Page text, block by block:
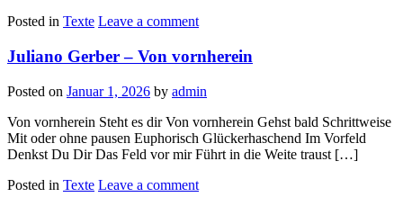
Posted in Texte Leave a comment
Juliano Gerber – Von vornherein
Posted on Januar 1, 2026 by admin
Von vornherein Steht es dir Von vornherein Gehst bald Schrittweise
Mit oder ohne pausen Euphorisch Glückerhaschend Im Vorfeld
Denkst Du Dir Das Feld vor mir Führt in die Weite traust […]
Posted in Texte Leave a comment